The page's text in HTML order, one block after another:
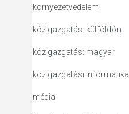
környezetvédelem
közigazgatás: külföldön
közigazgatás: magyar
közigazgatási informatika
média